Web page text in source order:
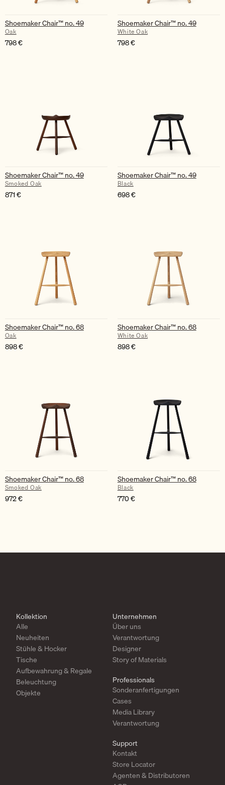
Shoemaker Chair™ no. 49
Oak
798€
Shoemaker Chair™ no. 49
White Oak
798€
Shoemaker Chair™ no. 49
Smoked Oak
871€
Shoemaker Chair™ no. 49
Black
698€
Shoemaker Chair™ no. 68
Oak
898€
Shoemaker Chair™ no. 68
White Oak
898€
Shoemaker Chair™ no. 68
Smoked Oak
972€
Shoemaker Chair™ no. 68
Black
770€
Kollektion
Alle
Neuheiten
Stühle & Hocker
Tische
Aufbewahrung & Regale
Beleuchtung
Objekte
Unternehmen
Über uns
Verantwortung
Designer
Story of Materials
Professionals
Sonderanfertigungen
Cases
Media Library
Verantwortung
Support
Kontakt
Store Locator
Agenten & Distributoren